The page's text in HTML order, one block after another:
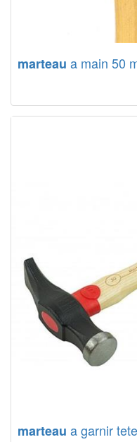
marteau a main 50
marteau a garnir